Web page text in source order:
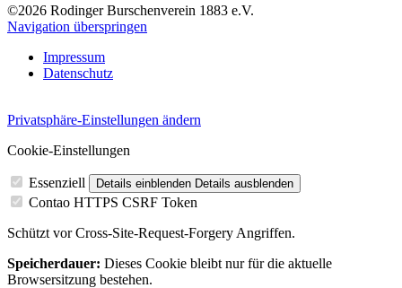
©2026 Rodinger Burschenverein 1883 e.V.
Navigation überspringen
Impressum
Datenschutz
Privatsphäre-Einstellungen ändern
Cookie-Einstellungen
Essenziell Details einblenden Details ausblenden
Contao HTTPS CSRF Token
Schützt vor Cross-Site-Request-Forgery Angriffen.
Speicherdauer: Dieses Cookie bleibt nur für die aktuelle
Browsersitzung bestehen.